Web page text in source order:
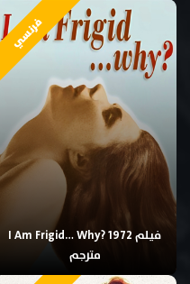
فرنسي
فيلم I Am Frigid… Why? 1972
مترجم